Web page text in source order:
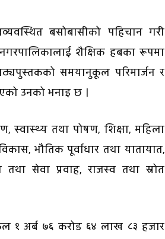
बसोबासीको पहिचान गरी
शैक्षिक हबका रूपमा
समयानुकूल परिमार्जन र
उनको भनाइ छ ।
स्वास्थ्य तथा पोषण, शिक्षा, महिला
भौतिक पूर्वाधार तथा यातायात,
सेवा प्रवाह, राजस्व तथा स्रोत
१ अर्ब ७६ करोड ६४ लाख ८३ हजार